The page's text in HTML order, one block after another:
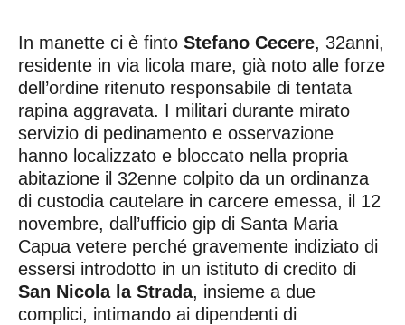
In manette ci è finto Stefano Cecere, 32anni,
residente in via licola mare, già noto alle forze
dell’ordine ritenuto responsabile di tentata
rapina aggravata. I militari durante mirato
servizio di pedinamento e osservazione
hanno localizzato e bloccato nella propria
abitazione il 32enne colpito da un ordinanza
di custodia cautelare in carcere emessa, il 12
novembre, dall’ufficio gip di Santa Maria
Capua vetere perché gravemente indiziato di
essersi introdotto in un istituto di credito di
San Nicola la Strada, insieme a due
complici, intimando ai dipendenti di